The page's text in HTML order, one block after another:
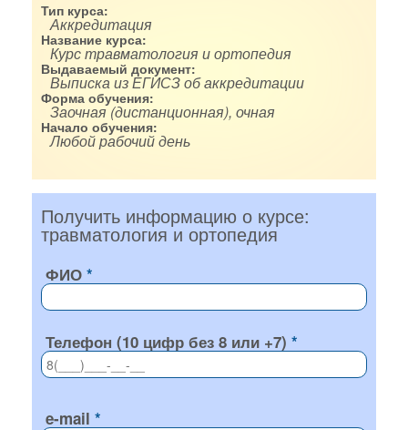
Тип курса:
Аккредитация
Название курса:
Курс травматология и ортопедия
Выдаваемый документ:
Выписка из ЕГИСЗ об аккредитации
Форма обучения:
Заочная (дистанционная), очная
Начало обучения:
Любой рабочий день
Получить информацию о курсе:
травматология и ортопедия
ФИО
Телефон (10 цифр без 8 или +7)
e-mail